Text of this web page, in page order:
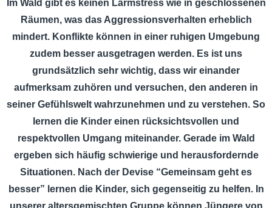
Im Wald gibt es keinen Lärmstress wie in geschlossenen
Räumen, was das Aggressionsverhalten erheblich
mindert. Konflikte können in einer ruhigen Umgebung
zudem besser ausgetragen werden. Es ist uns
grundsätzlich sehr wichtig, dass wir einander
aufmerksam zuhören und versuchen, den anderen in
seiner Gefühlswelt wahrzunehmen und zu verstehen. So
lernen die Kinder einen rücksichtsvollen und
respektvollen Umgang miteinander. Gerade im Wald
ergeben sich häufig schwierige und herausfordernde
Situationen. Nach der Devise “Gemeinsam geht es
besser” lernen die Kinder, sich gegenseitig zu helfen. In
unserer altersgemischten Gruppe können Jüngere von